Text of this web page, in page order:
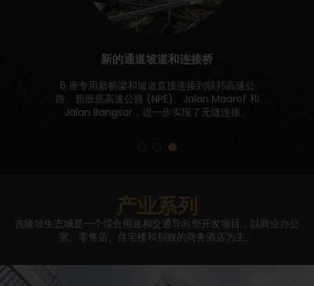
新的通道坡道和连接桥
6 座专用新桥梁和坡道直接连接到联邦高速公
路、新班底高速公路 (NPE)、Jalan Maarof 和
Jalan Bangsar，进一步实现了无缝连接。
产业系列
吉隆坡生态城是一个综合用途和交通导向型开发项目，以商业办公
室、零售店、住宅楼和别致的商务酒店为主。